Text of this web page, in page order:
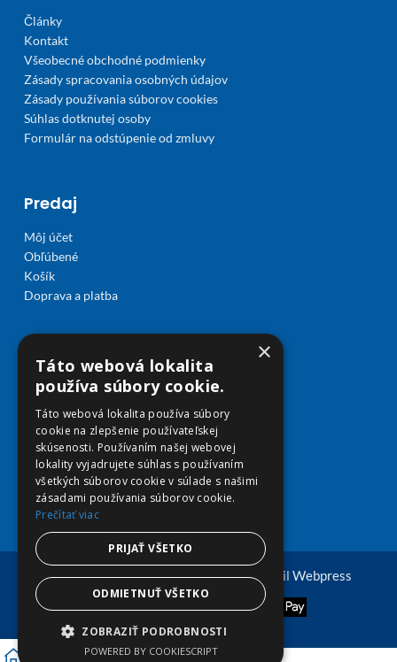
Články
Kontakt
Všeobecné obchodné podmienky
Zásady spracovania osobných údajov
Zásady používania súborov cookies
Súhlas dotknutej osoby
Formulár na odstúpenie od zmluvy
Predaj
Môj účet
Obľúbené
Košík
Doprava a platba
© Copyright 2026 viplekaren.sk | Vytvoril Webpress
×
Táto webová lokalita
používa súbory cookie.
Táto webová lokalita používa súbory
cookie na zlepšenie používateľskej
skúsenosti. Používaním našej webovej
lokality vyjadrujete súhlas s používaním
všetkých súborov cookie v súlade s našimi
zásadami používania súborov cookie.
Prečítať viac
PRIJAŤ VŠETKO
ODMIETNUŤ VŠETKO
ZOBRAZIŤ PODROBNOSTI
POWERED BY COOKIESCRIPT